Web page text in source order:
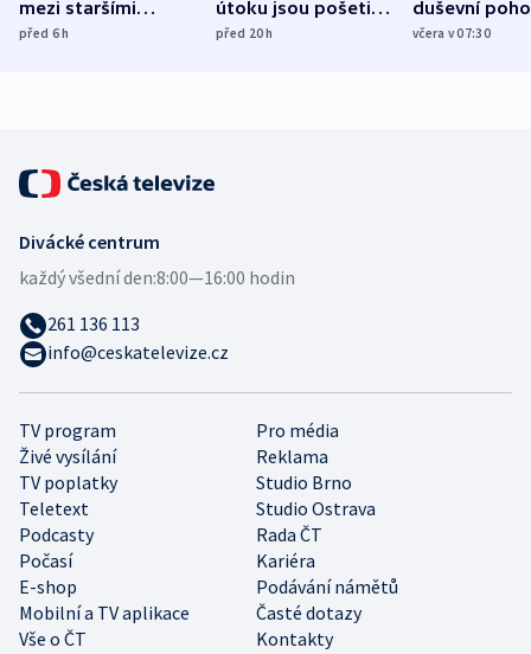
mezi staršími
Poláky nebezpečné
před 6h
útoku jsou pošetilé,
míní estonský
před 20h
duševní
ukázala
včera v 07:30
TV program
Pro média
Živé vysílání
Reklama
TV poplatky
Studio Brno
Teletext
Studio Ostrava
Podcasty
Rada ČT
Počasí
Kariéra
E-shop
Podávání námětů
Mobilní a TV aplikace
Časté dotazy
Vše o ČT
Kontakty
Divácké centrum
každý všední den:8:00—16:00 hodin
261 136 113
info@ceskatelevize.cz